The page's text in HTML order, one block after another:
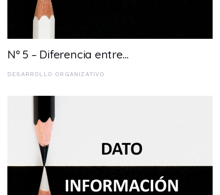
Nº 5 – Diferencia entre…
DESARROLLO ORGANIZATIVO